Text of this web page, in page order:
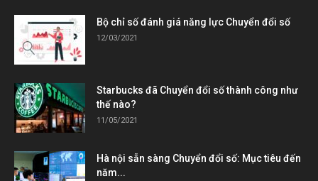
Bộ chỉ số đánh giá năng lực Chuyển đổi số
12/03/2021
Starbucks đã Chuyển đổi số thành công như
thế nào?
11/05/2021
Hà nội sẵn sàng Chuyển đổi số: Mục tiêu đến
năm...